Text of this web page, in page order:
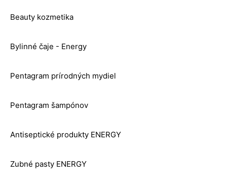
Beauty kozmetika
Bylinné čaje - Energy
Pentagram prírodných mydiel
Pentagram šampónov
Antiseptické produkty ENERGY
Zubné pasty ENERGY